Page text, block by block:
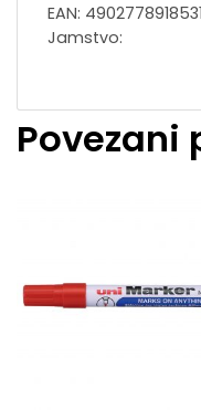
EAN: 4902778918531
Jamstvo:
Povezani